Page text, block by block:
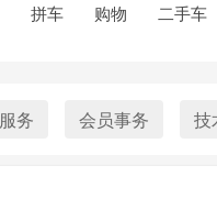
拼车
购物 二手车
务 会员事务 技